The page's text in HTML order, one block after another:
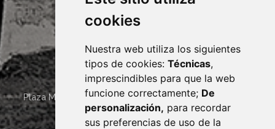
cookies
Nuestra web utiliza los siguientes
tipos de cookies: Técnicas,
imprescindibles para que la web
funcione correctamente; De
personalización, para recordar
sus preferencias de uso de la
Plaza Mayor 4 22400 MONZÓN - ARAGÓN (ESPAÑA)
· (34) 974 400 700 ·
sac@monzon.es